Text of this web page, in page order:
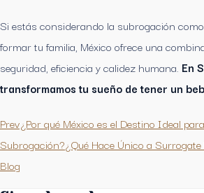
Si estás considerando la subrogación
formar tu familia, México ofrece una
seguridad, eficiencia y calidez humana. En
transformamos tu sueño de tener un
Prev¿Por qué México es el Destino Ideal
Subrogación?¿Qué Hace Único a
Blog